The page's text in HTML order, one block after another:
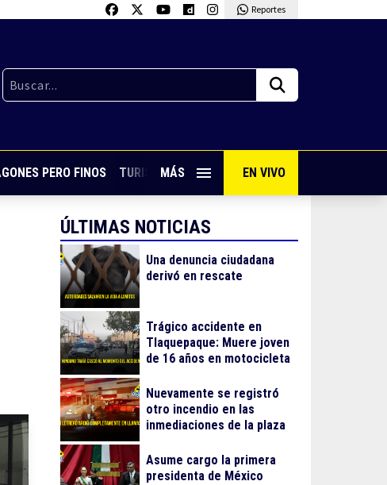
Reportes
PERO FINOS TURISMO CON SABOR VIVE PUERTO VALLARTA
MÁS EN VIVO
ÚLTIMAS NOTICIAS
Una denuncia ciudadana
derivó en rescate
Trágico accidente en
Tlaquepaque: Muere joven
de 16 años en motocicleta
Nuevamente se registró
otro incendio en las
inmediaciones de la plaza
Asume cargo la primera
presidenta de México